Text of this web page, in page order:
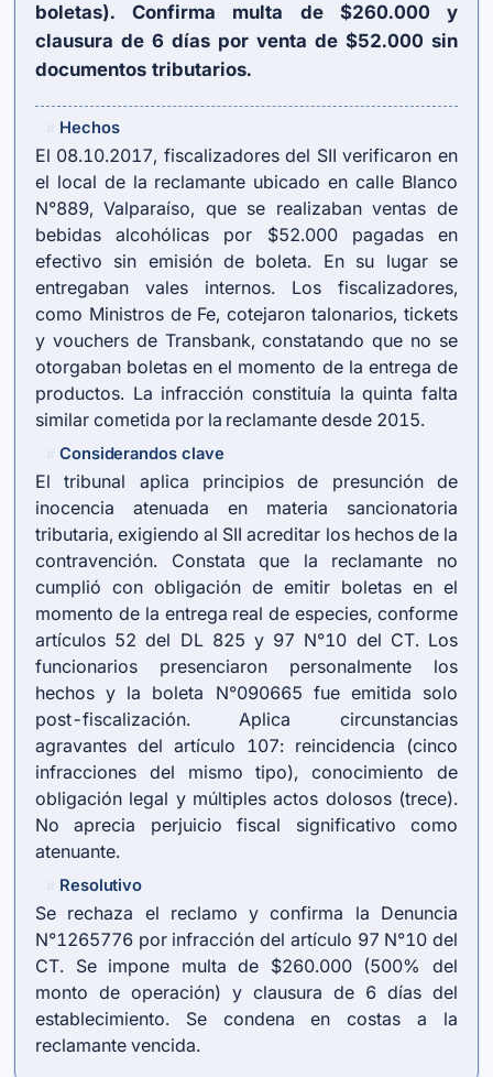
boletas). Confirma multa de $260.000 y
clausura de 6 días por venta de $52.000 sin
documentos tributarios.
Hechos
El 08.10.2017, fiscalizadores del SII verificaron en
el local de la reclamante ubicado en calle Blanco
N°889, Valparaíso, que se realizaban ventas de
bebidas alcohólicas por $52.000 pagadas en
efectivo sin emisión de boleta. En su lugar se
entregaban vales internos. Los fiscalizadores,
como Ministros de Fe, cotejaron talonarios, tickets
y vouchers de Transbank, constatando que no se
otorgaban boletas en el momento de la entrega de
productos. La infracción constituía la quinta falta
similar cometida por la reclamante desde 2015.
Considerandos clave
El tribunal aplica principios de presunción de
inocencia atenuada en materia sancionatoria
tributaria, exigiendo al SII acreditar los hechos de la
contravención. Constata que la reclamante no
cumplió con obligación de emitir boletas en el
momento de la entrega real de especies, conforme
artículos 52 del DL 825 y 97 N°10 del CT. Los
funcionarios presenciaron personalmente los
hechos y la boleta N°090665 fue emitida solo
post-fiscalización. Aplica circunstancias
agravantes del artículo 107: reincidencia (cinco
infracciones del mismo tipo), conocimiento de
obligación legal y múltiples actos dolosos (trece).
No aprecia perjuicio fiscal significativo como
atenuante.
Resolutivo
Se rechaza el reclamo y confirma la Denuncia
N°1265776 por infracción del artículo 97 N°10 del
CT. Se impone multa de $260.000 (500% del
monto de operación) y clausura de 6 días del
establecimiento. Se condena en costas a la
reclamante vencida.